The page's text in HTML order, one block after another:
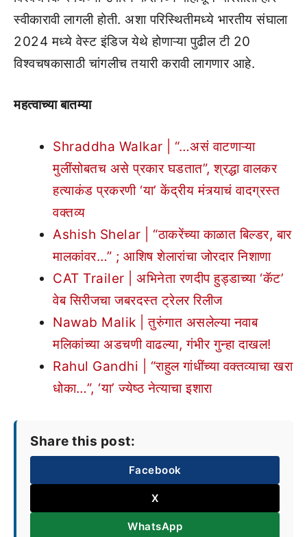
स्वीकारावी लागली होती. अशा परिस्थितीमध्ये भारतीय संघाला
2024 मध्ये वेस्ट इंडिज येथे होणाऱ्या पुढील टी 20
विश्वचषकासाठी चांगलीच तयारी करावी लागणार आहे.
महत्वाच्या बातम्या
Shraddha Walkar | “…असं वाटणाऱ्या
मुलींसोबतच असे प्रकार घडतात”, श्रद्धा वालकर
हत्याकंड प्रकरणी ‘या’ केंद्रीय मंत्र्याचं वादग्रस्त
वक्तव्य
Ashish Shelar | “ठाकरेंच्या काळात बिल्डर, बार
मालकांवर…” ; आशिष शेलारांचा जोरदार निशाणा
CAT Trailer | अभिनेता रणदीप हुड्डाच्या ‘कॅट’
वेब सिरीजचा जबरदस्त ट्रेलर रिलीज
Nawab Malik | तुरुंगात असलेल्या नवाब
मलिकांच्या अडचणी वाढल्या, गंभीर गुन्हा दाखल!
Rahul Gandhi | “राहुल गांधींच्या वक्तव्याचा खरा
धोका…”, ‘या’ ज्येष्ठ नेत्याचा इशारा
Share this post:
Facebook
X
WhatsApp